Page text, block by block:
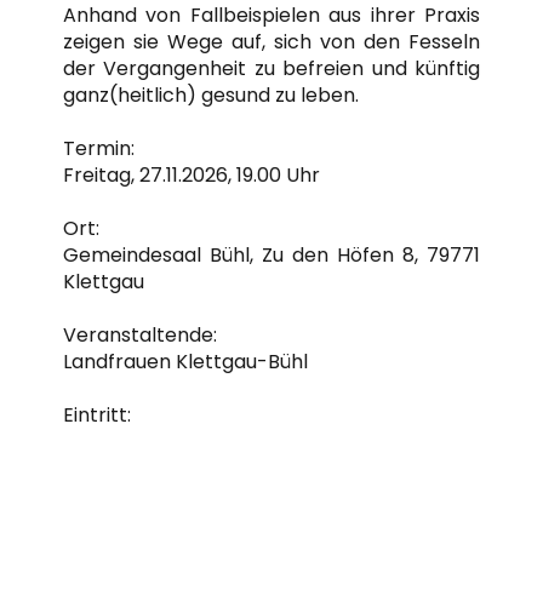
Anhand von Fallbeispielen aus ihrer Praxis
zeigen sie Wege auf, sich von den Fesseln
der Vergangenheit zu befreien und künftig
ganz(heitlich) gesund zu leben.
Termin:
Freitag, 27.11.2026, 19.00 Uhr
Ort:
Gemeindesaal Bühl, Zu den Höfen 8, 79771
Klettgau
Veranstaltende:
Landfrauen Klettgau-Bühl
Eintritt: